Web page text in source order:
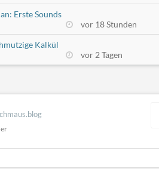
Erste Sounds
vor 18 Stunden
Kalkül
vor 2 Tagen